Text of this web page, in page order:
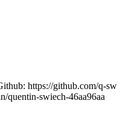
https://github.com/q-sw
swiech-46aa96aa